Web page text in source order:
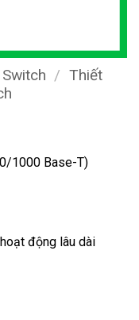
/ Thiết
1000 Base-T)
động lâu dài